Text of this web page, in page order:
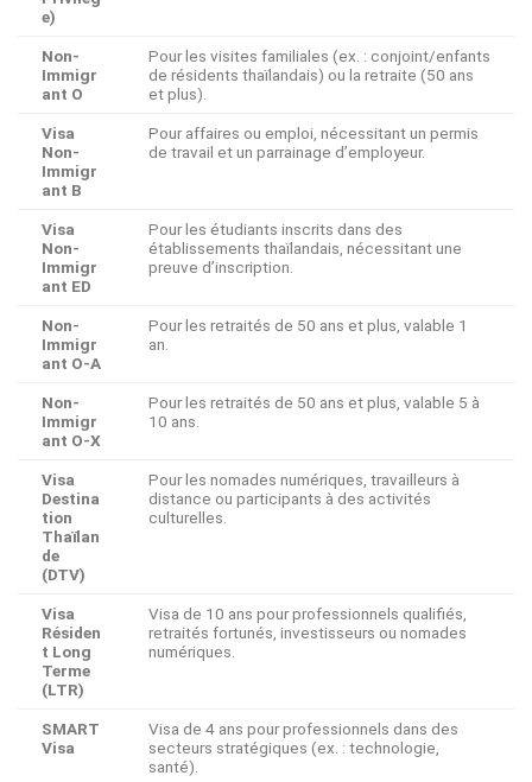
e)
Non-
Immigr
ant O
Pour les visites familiales (ex. : conjoint/enfants
de résidents thaïlandais) ou la retraite (50 ans
et plus).
Visa
Non-
Immigr
ant B
Pour affaires ou emploi, nécessitant un permis
de travail et un parrainage d’employeur.
Visa
Non-
Immigr
ant ED
Pour les étudiants inscrits dans des
établissements thaïlandais, nécessitant une
preuve d’inscription.
Non-
Immigr
ant O-A
Pour les retraités de 50 ans et plus, valable 1
an.
Non-
Immigr
ant O-X
Pour les retraités de 50 ans et plus, valable 5 à
10 ans.
Visa
Destina
tion
Thaïlan
de
(DTV)
Pour les nomades numériques, travailleurs à
distance ou participants à des activités
culturelles.
Visa
Résiden
t Long
Terme
(LTR)
Visa de 10 ans pour professionnels qualifiés,
retraités fortunés, investisseurs ou nomades
numériques.
SMART
Visa
Visa de 4 ans pour professionnels dans des
secteurs stratégiques (ex. : technologie,
santé).